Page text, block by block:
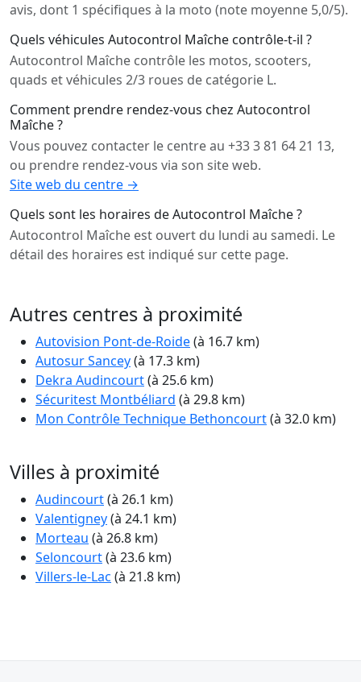
avis, dont 1 spécifiques à la moto (note moyenne 5,0/5).
Quels véhicules Autocontrol Maîche contrôle-t-il ?
Autocontrol Maîche contrôle les motos, scooters,
quads et véhicules 2/3 roues de catégorie L.
Comment prendre rendez-vous chez Autocontrol
Maîche ?
Vous pouvez contacter le centre au +33 3 81 64 21 13,
ou prendre rendez-vous via son site web.
Site web du centre →
Quels sont les horaires de Autocontrol Maîche ?
Autocontrol Maîche est ouvert du lundi au samedi. Le
détail des horaires est indiqué sur cette page.
Autres centres à proximité
Autovision Pont-de-Roide(à 16.7 km)
Autosur Sancey(à 17.3 km)
Dekra Audincourt(à 25.6 km)
Sécuritest Montbéliard (à 29.8 km)
Mon Contrôle Technique Bethoncourt(à 32.0 km)
Villes à proximité
Audincourt(à 26.1 km)
Valentigney(à 24.1 km)
Morteau (à 26.8 km)
Seloncourt(à 23.6 km)
Villers-le-Lac (à 21.8 km)